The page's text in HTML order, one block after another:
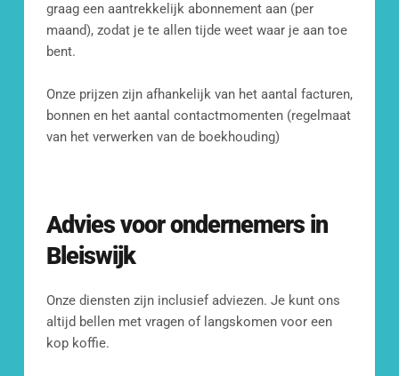
graag een aantrekkelijk abonnement aan (per
maand), zodat je te allen tijde weet waar je aan toe
bent.
Onze prijzen zijn afhankelijk van het aantal facturen,
bonnen en het aantal contactmomenten (regelmaat
van het verwerken van de boekhouding)
Advies voor ondernemers in
Bleiswijk
Onze diensten zijn inclusief adviezen. Je kunt ons
altijd bellen met vragen of langskomen voor een
kop koffie.